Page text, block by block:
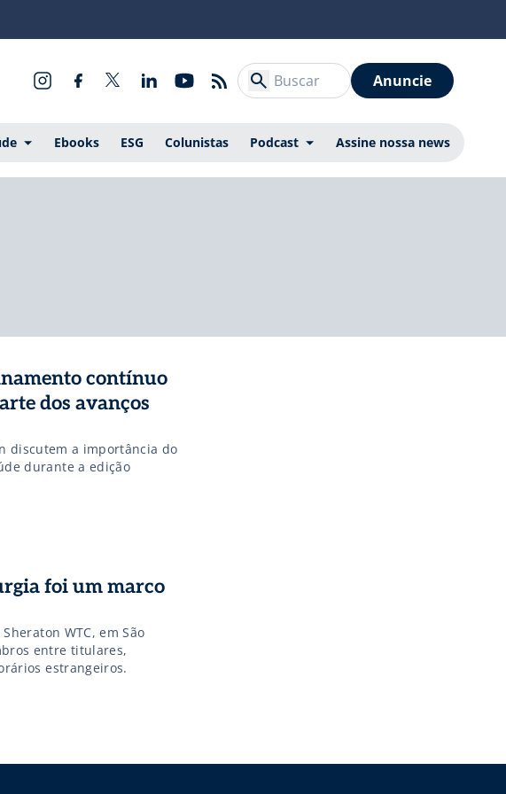
Anuncie
Ebooks ESG Colunistas Podcast Assine nossa news
contínuo
dos avanços
discutem a importância do
durante a edição
foi um marco
WTC, em São
entre titulares,
estrangeiros.